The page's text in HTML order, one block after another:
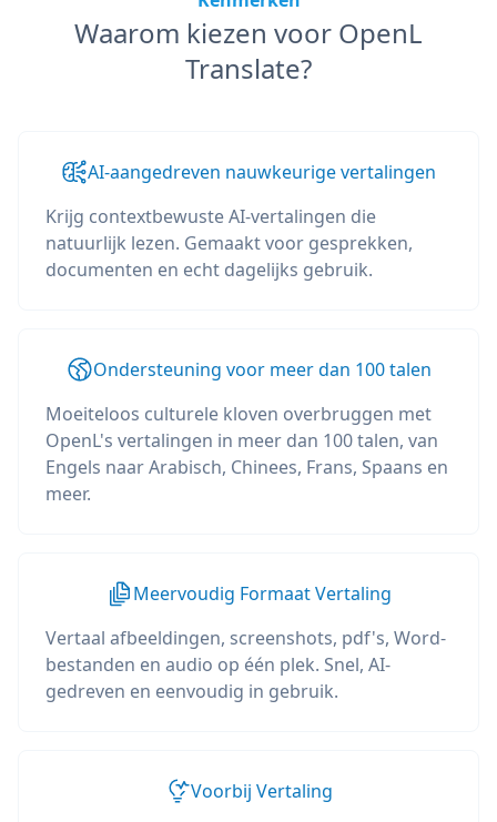
Waarom kiezen voor OpenL
Translate?
AI-aangedreven nauwkeurige vertalingen
Krijg contextbewuste AI-vertalingen die
natuurlijk lezen. Gemaakt voor gesprekken,
documenten en echt dagelijks gebruik.
Ondersteuning voor meer dan 100 talen
Moeiteloos culturele kloven overbruggen met
OpenL's vertalingen in meer dan 100 talen, van
Engels naar Arabisch, Chinees, Frans, Spaans en
meer.
Meervoudig Formaat Vertaling
Vertaal afbeeldingen, screenshots, pdf's, Word-
bestanden en audio op één plek. Snel, AI-
gedreven en eenvoudig in gebruik.
Voorbij Vertaling